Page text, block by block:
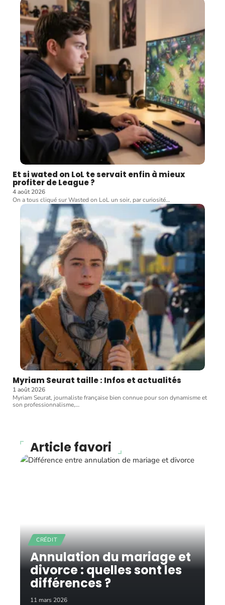
Et si wated on LoL te servait enfin à mieux
profiter de League ?
4 août 2026
On a tous cliqué sur Wasted on LoL un soir, par curiosité…
Myriam Seurat taille : Infos et actualités
1 août 2026
Myriam Seurat, journaliste française bien connue pour son dynamisme et
son professionnalisme,…
Article favori
CRÉDIT
Annulation du mariage et
divorce : quelles sont les
différences ?
11 mars 2026